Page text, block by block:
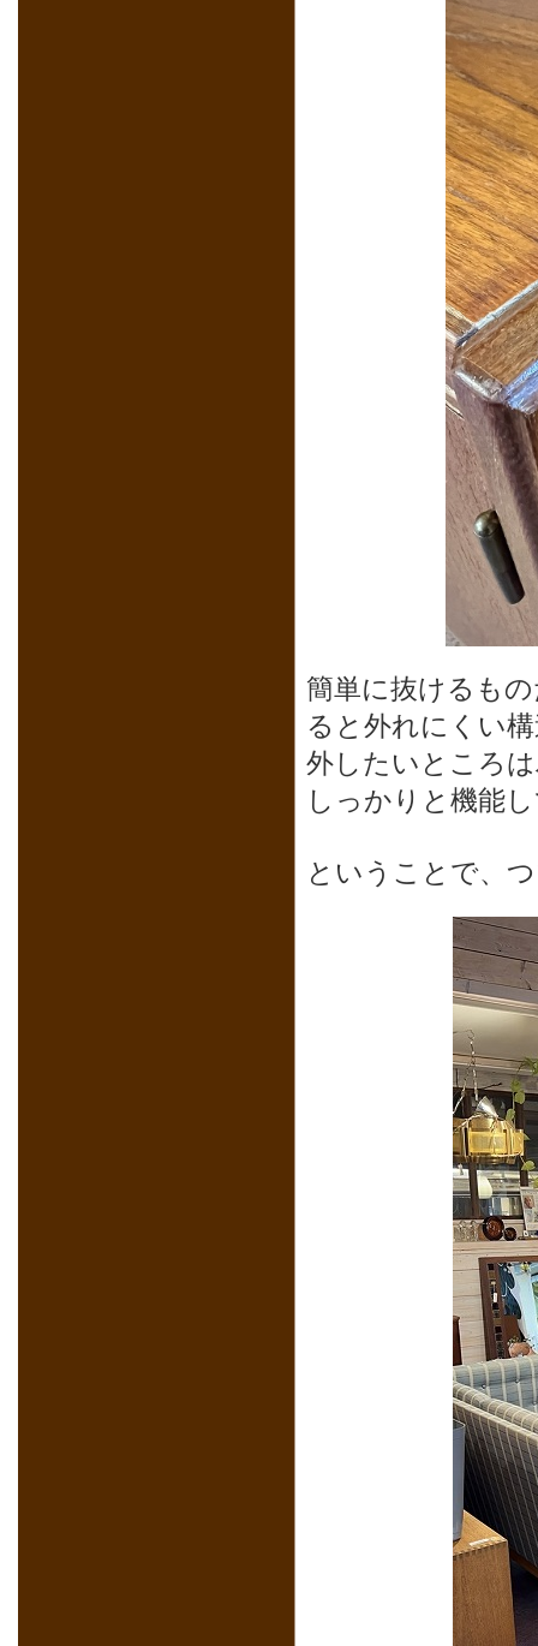
簡単に抜けるも
ると外れにくい
外したいところ
しっかりと機能
ということで、